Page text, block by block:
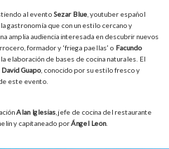
al evento Sezar Blue , youtuber español
gastronomía que con un estilo cercano y
amplia audiencia interesada en descubrir nuevos
formador y ‘friega paellas’ o Facundo
elaboración de bases de cocina naturales. El
David Guapo, conocido por su estilo fresco y
este evento.
Alan Iglesias , jefe de cocina del restaurante
y capitaneado porÁngel León.